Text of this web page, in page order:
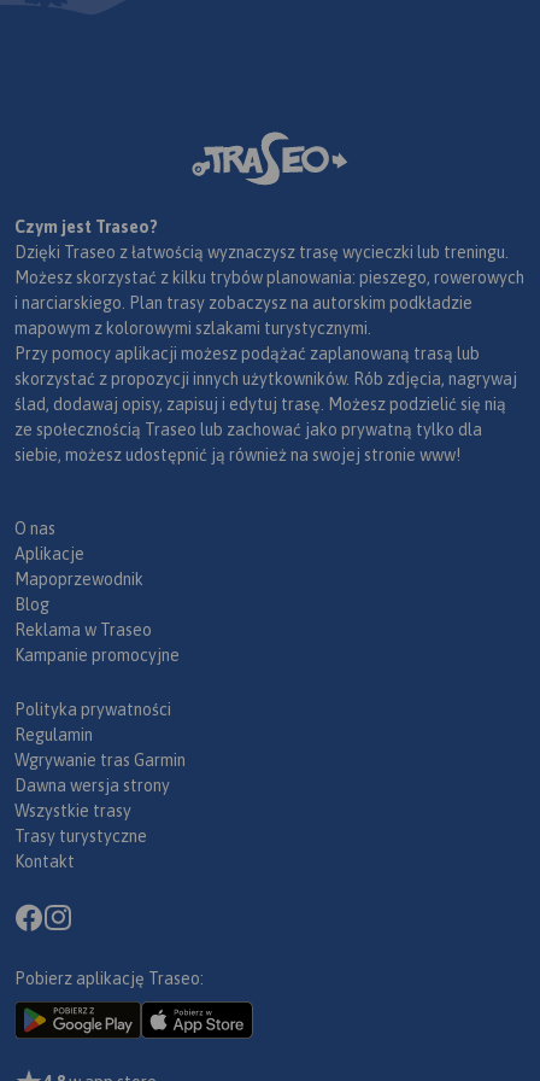
Czym jest Traseo?
Dzięki Traseo z łatwością wyznaczysz trasę wycieczki lub treningu.
Możesz skorzystać z kilku trybów planowania: pieszego, rowerowych
i narciarskiego. Plan trasy zobaczysz na autorskim podkładzie
mapowym z kolorowymi szlakami turystycznymi.
Przy pomocy aplikacji możesz podążać zaplanowaną trasą lub
skorzystać z propozycji innych użytkowników. Rób zdjęcia, nagrywaj
ślad, dodawaj opisy, zapisuj i edytuj trasę. Możesz podzielić się nią
ze społecznością Traseo lub zachować jako prywatną tylko dla
siebie, możesz udostępnić ją również na swojej stronie www!
O nas
Aplikacje
Mapoprzewodnik
Blog
Reklama w Traseo
Kampanie promocyjne
Polityka prywatności
Regulamin
Wgrywanie tras Garmin
Dawna wersja strony
Wszystkie trasy
Trasy turystyczne
Kontakt
Pobierz aplikację Traseo: